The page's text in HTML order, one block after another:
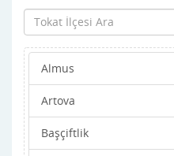
Almus
Artova
Başçiftlik